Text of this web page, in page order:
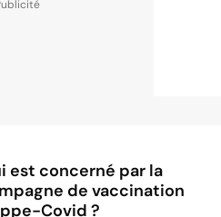
est concerné par la
de vaccination
Covid ?